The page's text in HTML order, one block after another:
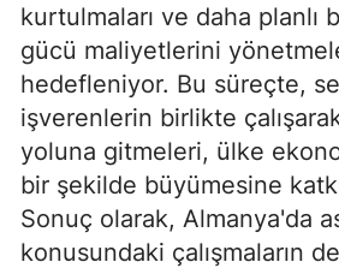
kurtulmaları ve daha planlı
gücü maliyetlerini
hedefleniyor. Bu süreçte,
işverenlerin birlikte
yoluna gitmeleri, ülke
bir şekilde büyümesine
Sonuç olarak, Almanya'da
konusundaki çalışmaların